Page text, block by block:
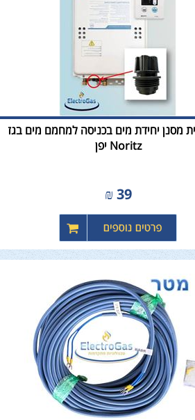
מסנן יחידת מים בכניסה למחמם מים בגז
Noritz יפן
39
₪